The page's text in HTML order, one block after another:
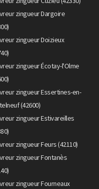
zingueur Dargoire
zingueur Doizieux
zingueur Écotay-l'Olme
zingueur Essertines-en-
(42600)
zingueur Estivareilles
zingueur Feurs (42110)
zingueur Fontanès
zingueur Fourneaux